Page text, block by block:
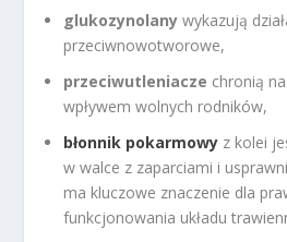
glukozynolany wykazują
przeciwnowotworowe,
przeciwutleniacze chronią
wpływem wolnych rodników,
błonnik pokarmowy z kolei
w walce z zaparciami i
ma kluczowe znaczenie dla
funkcjonowania układu